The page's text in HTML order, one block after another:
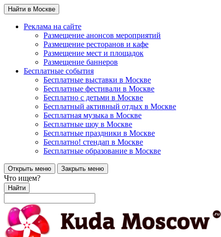
Найти в Москве
Реклама на сайте
Размещение анонсов мероприятий
Размещение ресторанов и кафе
Размещение мест и площадок
Размещение баннеров
Бесплатные события
Бесплатные выставки в Москве
Бесплатные фестивали в Москве
Бесплатно с детьми в Москве
Бесплатный активный отдых в Москве
Бесплатная музыка в Москве
Бесплатные шоу в Москве
Бесплатные праздники в Москве
Бесплатно! стендап в Москве
Бесплатные образование в Москве
Открыть меню Закрыть меню
Что ищем?
Найти